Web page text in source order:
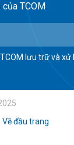
TCOM
lưu trữ và xử
Về đầu trang